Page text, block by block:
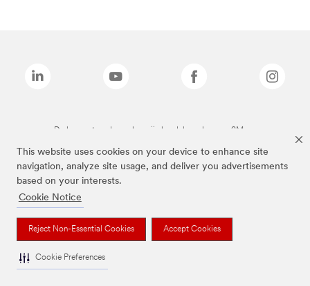
This website uses cookies on your device to enhance site
navigation, analyze site usage, and deliver you advertisements
based on your interests.
Cookie Notice
Reject Non-Essential Cookies Accept Cookies
Cookie Preferences
De bovenstaande merken zijn handelsmerken van 3M.we